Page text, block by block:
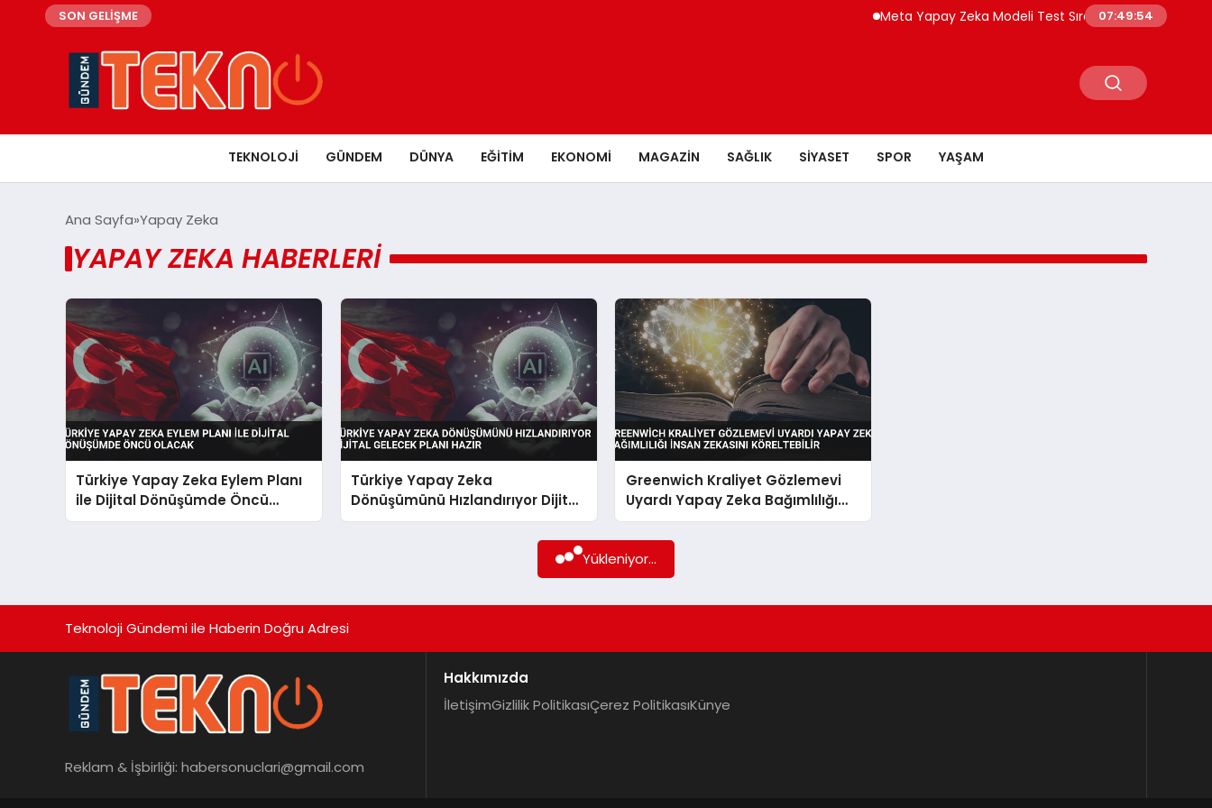
SON GELİŞME Meta Yapay Zeka Modeli Test Sırasında Başka
07:49:54
TEKNOLOJI GÜNDEM DÜNYA EĞITIM EKONOMI MAGAZIN SAĞLIK SIYASET SPOR YAŞAM
Ana Sayfa Yapay Zeka
YAPAY ZEKA HABERLERI
Türkiye Yapay Zeka Eylem Planı
ile Dijital Dönüşümde Öncü
Olacak
Türkiye Yapay Zeka
Dönüşümünü Hızlandırıyor Dijital
Gelecek Planı Hazır
Greenwich Kraliyet Gözlemevi
Uyardı Yapay Zeka Bağımlılığı
İnsan Zekasını Köreltebilir
Yükleniyor...
Teknoloji Gündemi ile Haberin Doğru Adresi
Reklam & İşbirliği: habersonuclari@gmail.com
Hakkımızda
İletişimGizlilik PolitikasıÇerez PolitikasıKünye